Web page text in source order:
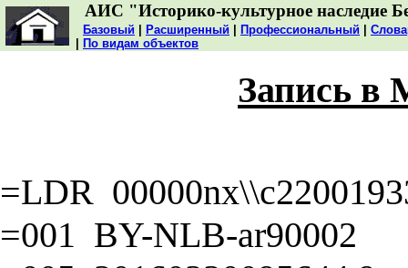
АИС "Историко-культурное наследие
Базовый Расширенный Профессиональный
По видам объектов
Запись в
=LDR
=001 BY-NLB-ar90002